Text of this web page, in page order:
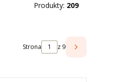
Produkty: 209
Strona z 9
NASTĘPNE